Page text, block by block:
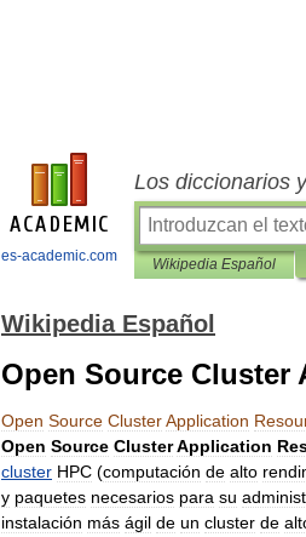
es-academic.com
Los diccionarios
Wikipedia Español
Wikipedia Español
Open Source Cluster
Open Source ClusterApplication
Open Source ClusterApplication
cluster HPC (computación de alto
y paquetes necesarios para su
instalación más ágil de un cluster de